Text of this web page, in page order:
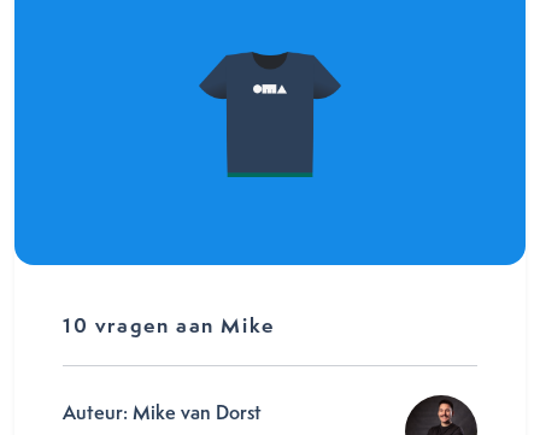
10 vragen aan Mike
Auteur: Mike van Dorst